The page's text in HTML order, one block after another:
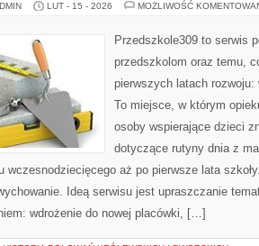
LUT - 15 - 2026 MOŻLIWOŚĆ
Przedszkole309 to serwis
przedszkolom oraz temu,
pierwszych latach
To miejsce, w którym
osoby wspierające dzieci
dotyczące rutyny dnia z
wczesnodziecięcego aż po pierwsze lata
Ideą serwisu jest upraszczanie
wdrożenie do nowej placówki, […]